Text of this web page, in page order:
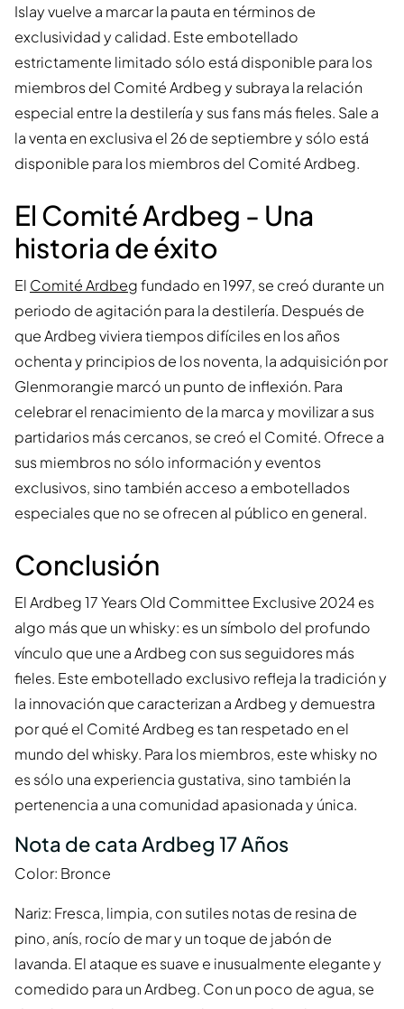
Islay vuelve a marcar la pauta en términos de
exclusividad y calidad. Este embotellado
estrictamente limitado sólo está disponible para los
miembros del Comité Ardbeg y subraya la relación
especial entre la destilería y sus fans más fieles. Sale a
la venta en exclusiva el 26 de septiembre y sólo está
disponible para los miembros del Comité Ardbeg.
El Comité Ardbeg - Una
historia de éxito
El Comité Ardbegfundado en 1997, se creó durante un
periodo de agitación para la destilería. Después de
que Ardbeg viviera tiempos difíciles en los años
ochenta y principios de los noventa, la adquisición por
Glenmorangie marcó un punto de inflexión. Para
celebrar el renacimiento de la marca y movilizar a sus
partidarios más cercanos, se creó el Comité. Ofrece a
sus miembros no sólo información y eventos
exclusivos, sino también acceso a embotellados
especiales que no se ofrecen al público en general.
Conclusión
El Ardbeg 17 Years Old Committee Exclusive 2024 es
algo más que un whisky: es un símbolo del profundo
vínculo que une a Ardbeg con sus seguidores más
fieles. Este embotellado exclusivo refleja la tradición y
la innovación que caracterizan a Ardbeg y demuestra
por qué el Comité Ardbeg es tan respetado en el
mundo del whisky. Para los miembros, este whisky no
es sólo una experiencia gustativa, sino también la
pertenencia a una comunidad apasionada y única.
Nota de cata Ardbeg 17 Años
Color: Bronce
Nariz: Fresca, limpia, con sutiles notas de resina de
pino, anís, rocío de mar y un toque de jabón de
lavanda. El ataque es suave e inusualmente elegante y
comedido para un Ardbeg. Con un poco de agua, se